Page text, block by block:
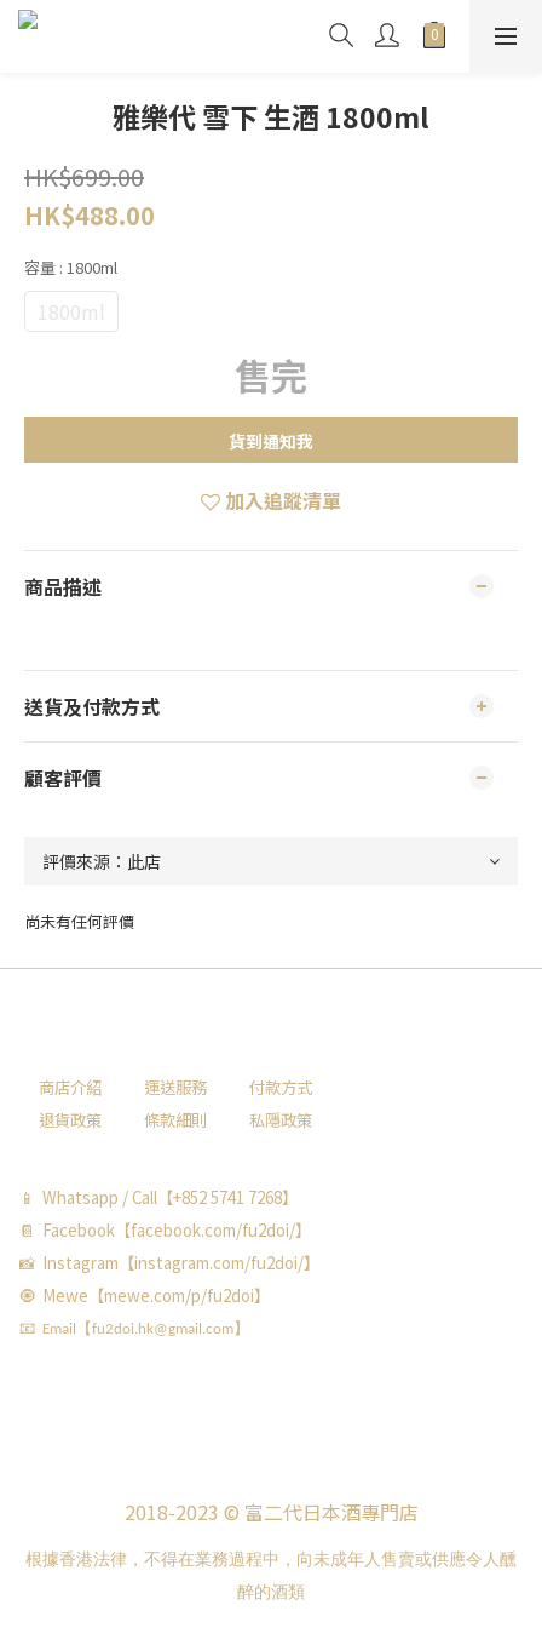
雅樂代 雪下 生酒 1800ml
HK$699.00
HK$488.00
容量 : 1800ml
1800ml
售完
貨到通知我
加入追蹤清單
商品描述
送貨及付款方式
顧客評價
尚未有任何評價
商店介紹 運送服務
付款方式
退貨政策
條款細則 私隱政策
📱 Whatsapp / Call【+852 5741 7268】
📔 Facebook【facebook.com/fu2doi/】
📸 Instagram【instagram.com/fu2doi/】
🧿 Mewe【mewe.com/p/fu2doi】
📧 Email【fu2doi.hk@gmail.com】
2018-2023 © 富二代日本酒專門店
根據香港法律，不得在業務過程中，向未成年人售賣或供應令人醺
醉的酒類